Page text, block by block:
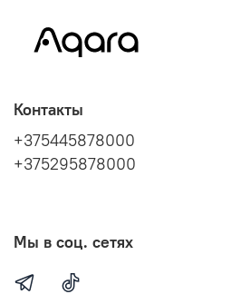
Контакты
+375445878000
+375295878000
Мы в соц. сетях